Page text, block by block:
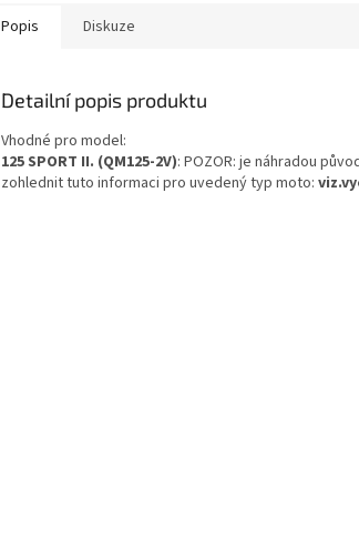
Popis Diskuze
Detailní popis produktu
Vhodné pro model:
125 SPORT II. (QM125-2V): POZOR: je náhradou
zohlednit tuto informaci pro uvedený typ moto: